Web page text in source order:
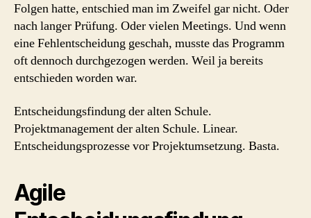
Folgen hatte, entschied man im Zweifel gar nicht. Oder
nach langer Prüfung. Oder vielen Meetings. Und wenn
eine Fehlentscheidung geschah, musste das Programm
oft dennoch durchgezogen werden. Weil ja bereits
entschieden worden war.
Entscheidungsfindung der alten Schule.
Projektmanagement der alten Schule. Linear.
Entscheidungsprozesse vor Projektumsetzung. Basta.
Agile